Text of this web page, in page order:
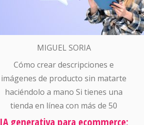
MIGUEL SORIA
Cómo crear descripciones e
imágenes de producto sin matarte
haciéndolo a mano Si tienes una
tienda en línea con más de 50
productos, sabes que una de las
IA generativa para ecommerce: